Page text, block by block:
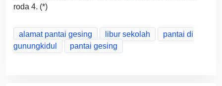
roda 4. (*)
alamat pantai gesing libur sekolah
pantai di
gunungkidul
pantai gesing